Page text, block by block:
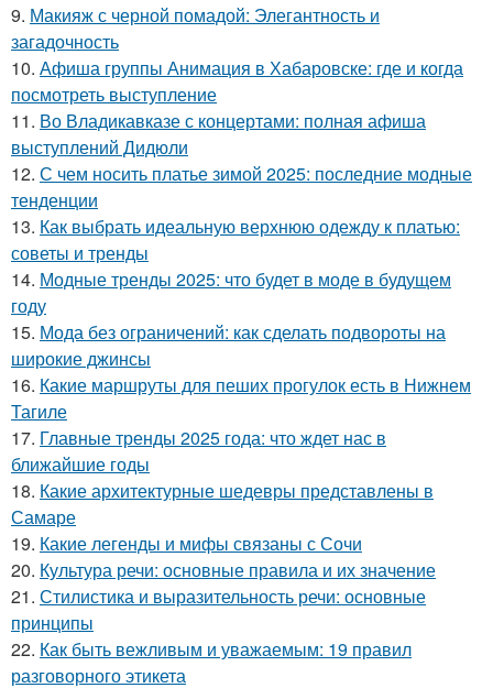
9. Макияж с черной помадой: Элегантность и
загадочность
10. Афиша группы Анимация в Хабаровске: где и когда
посмотреть выступление
11. Во Владикавказе с концертами: полная афиша
выступлений Дидюли
12. С чем носить платье зимой 2025: последние модные
тенденции
13. Как выбрать идеальную верхнюю одежду к платью:
советы и тренды
14. Модные тренды 2025: что будет в моде в будущем
году
15. Мода без ограничений: как сделать подвороты на
широкие джинсы
16. Какие маршруты для пеших прогулок есть в Нижнем
Тагиле
17. Главные тренды 2025 года: что ждет нас в
ближайшие годы
18. Какие архитектурные шедевры представлены в
Самаре
19. Какие легенды и мифы связаны с Сочи
20. Культура речи: основные правила и их значение
21. Стилистика и выразительность речи: основные
принципы
22. Как быть вежливым и уважаемым: 19 правил
разговорного этикета